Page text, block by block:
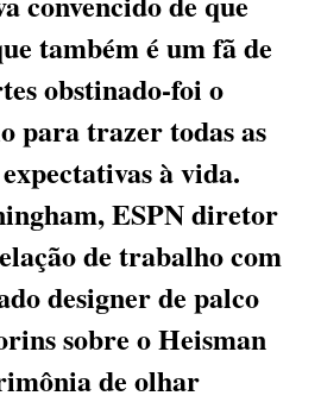
também é um fã de
obstinado-foi o
para trazer todas as
expectativas à vida.
ESPN diretor
de trabalho com
designer de palco
sobre o Heisman
de olhar